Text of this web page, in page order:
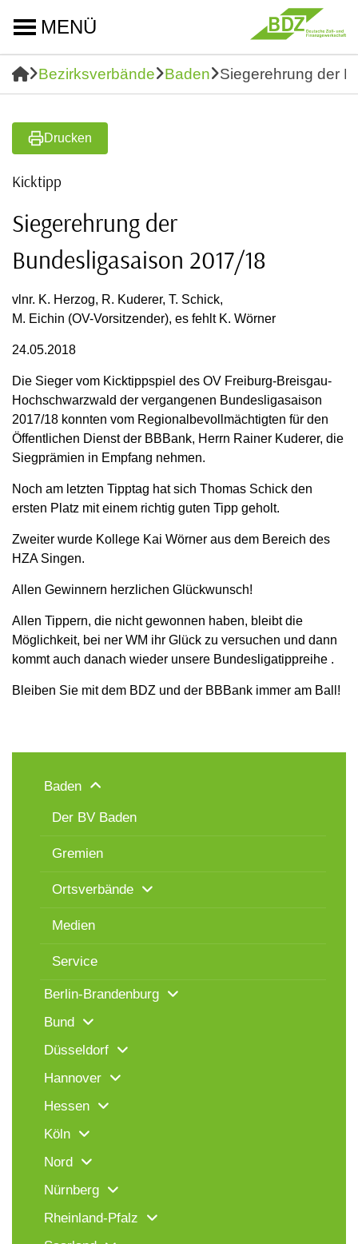
MENÜ
Bezirksverbände Baden Siegerehrung der
Drucken
Kicktipp
Siegerehrung der
Bundesligasaison 2017/18
vlnr. K. Herzog, R. Kuderer, T. Schick,
M. Eichin (OV-Vorsitzender), es fehlt K. Wörner
24.05.2018
Die Sieger vom Kicktippspiel des OV Freiburg-Breisgau-
Hochschwarzwald der vergangenen Bundesligasaison
2017/18 konnten vom Regionalbevollmächtigten für den
Öffentlichen Dienst der BBBank, Herrn Rainer Kuderer, die
Siegprämien in Empfang nehmen.
Noch am letzten Tipptag hat sich Thomas Schick den
ersten Platz mit einem richtig guten Tipp geholt.
Zweiter wurde Kollege Kai Wörner aus dem Bereich des
HZA Singen.
Allen Gewinnern herzlichen Glückwunsch!
Allen Tippern, die nicht gewonnen haben, bleibt die
Möglichkeit, bei ner WM ihr Glück zu versuchen und dann
kommt auch danach wieder unsere Bundesligatippreihe .
Bleiben Sie mit dem BDZ und der BBBank immer am Ball!
Baden
Der BV Baden
Gremien
Ortsverbände
Medien
Service
Berlin-Brandenburg
Bund
Düsseldorf
Hannover
Hessen
Köln
Nord
Nürnberg
Rheinland-Pfalz